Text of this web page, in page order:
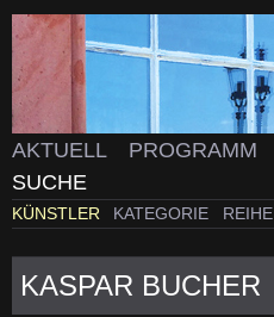
AKTUELL PROGRAMM
SUCHE
KÜNSTLER KATEGORIE REIHE
KASPAR BUCHER